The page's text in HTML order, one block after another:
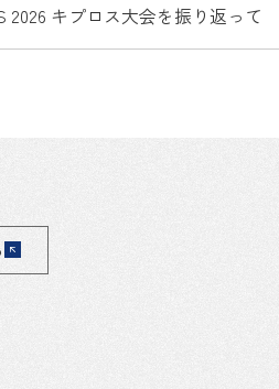
2026 キプロス大会を振り返って